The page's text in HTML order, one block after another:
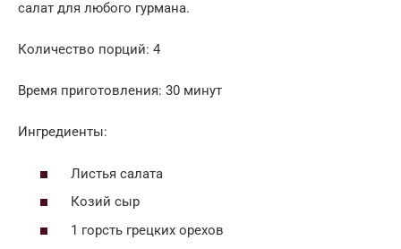
салат для любого гурмана.
Количество порций: 4
Время приготовления: 30 минут
Ингредиенты:
Листья салата
Козий сыр
1 горсть грецких орехов